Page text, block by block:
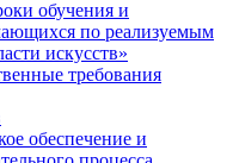
обучения и
по реализуемым
искусств»
требования
обеспечение и